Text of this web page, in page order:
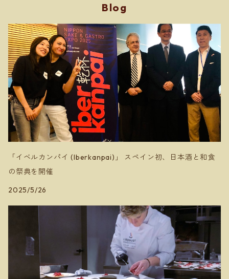
Hokkaido SPACE Winery マロワインズ
Domaine Mizuki Nakai ミズキ ナカイ
安芸農園
ミソノヴィンヤード
Blog
「イベルカンパイ (Iberkanpai)」 スペイン初、日本酒と和食
の祭典を開催
2025/5/26